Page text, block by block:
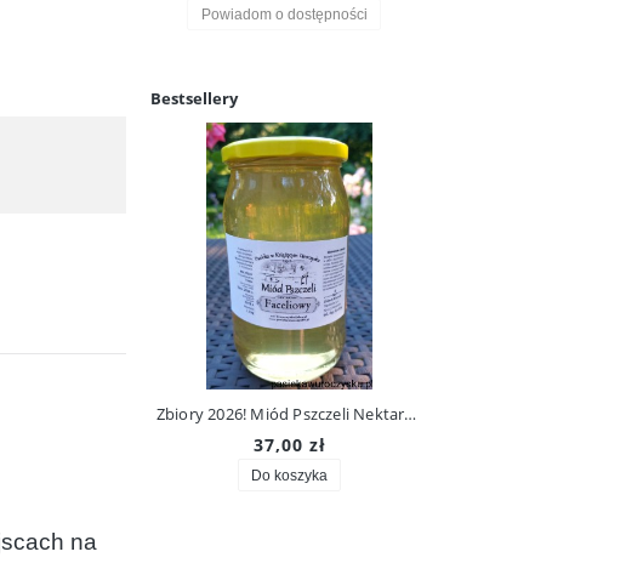
na
Powiadom o dostępności
Bestsellery
Zbiory 2026! Miód Pszczeli Nektarowy Faceliowy 1,1 kg. Prosto Z Ula Do Słoika!
37,00 zł
Do koszyka